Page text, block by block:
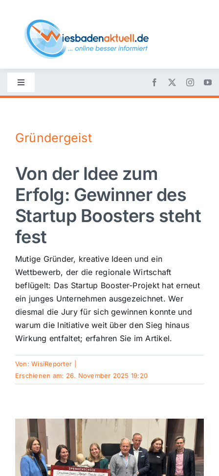
content
Toggle
Navigation
Nachrichten
Politik
Wirtschaft
Sport
Kultur
Panorama
Mein Stadtteil
Galerie
Polizeimeldungen
Themen und Termine
Gründergeist
Von der Idee zum
Erfolg: Gewinner des
Startup Boosters steht
fest
Mutige Gründer, kreative Ideen und ein
Wettbewerb, der die regionale Wirtschaft
beflügelt: Das Startup Booster-Projekt hat erneut
ein junges Unternehmen ausgezeichnet. Wer
diesmal die Jury für sich gewinnen konnte und
warum die Initiative weit über den Sieg hinaus
Wirkung entfaltet; erfahren Sie im Artikel.
Von:WisiReporter
Erschienen am: 26. November 2025 19:20